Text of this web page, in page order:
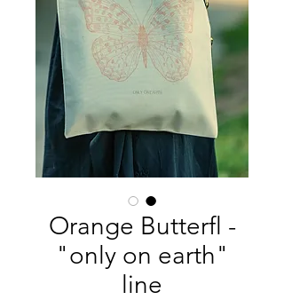
Orange Butterfl -
"only on earth"
line